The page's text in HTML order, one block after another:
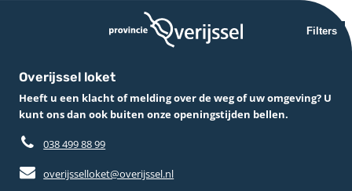
Filters
Overijssel loket
Heeft u een klacht of melding over de weg of uw omgeving? U
kunt ons dan ook buiten onze openingstijden bellen.
038 499 88 99
overijsselloket@overijssel.nl